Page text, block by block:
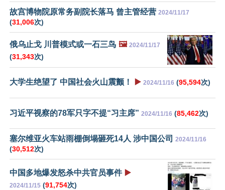
故宫博物院原常务副院长落马 曾主管经营 2024/11/17
(31,006次)
俄乌止戈 川普模式或一石三鸟 🖼️ 2024/11/17
(31,343次)
大学生绝望了 中国社会火山震颤！ ▶️ 2024/11/16 (95,594次)
习近平视察的78军只字不提“习主席” 2024/11/16 (85,462次)
塞尔维亚火车站雨棚倒塌砸死14人 涉中国公司 2024/11/16
(30,512次)
中国多地爆发怒杀中共官员事件 ▶️
2024/11/15 (91,754次)